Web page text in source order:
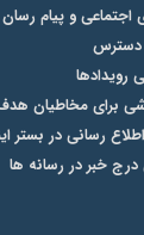
و پیام
دسترس
رویدادها
برای مخاطیان
رسانی در بستر
خبر در رسانه ها